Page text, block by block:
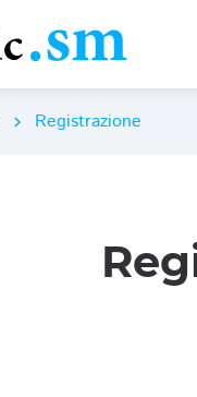
chevron_right Registrazione